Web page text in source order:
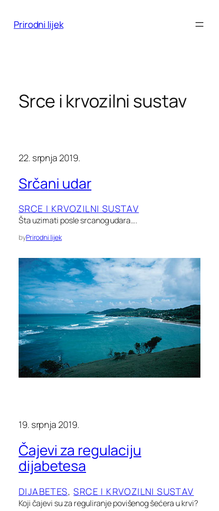
Prirodni lijek
Srce i krvozilni sustav
22. srpnja 2019.
Srčani udar
SRCE I KRVOZILNI SUSTAV
Šta uzimati posle srcanog udara….
byPrirodni lijek
19. srpnja 2019.
Čajevi za regulaciju
dijabetesa
DIJABETES, SRCE I KRVOZILNI SUSTAV
Koji čajevi su za reguliranje povišenog šećera u krvi?